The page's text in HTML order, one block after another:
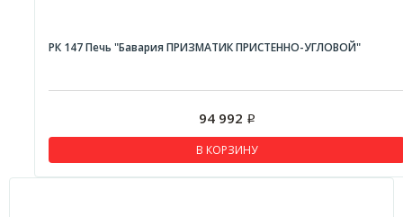
РК 147 Печь "Бавария ПРИЗМАТИК ПРИСТЕННО-УГЛОВОЙ"
94 992 Р
В КОРЗИНУ